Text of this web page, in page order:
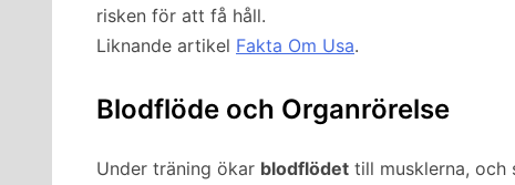
risken för att få håll.
Liknande artikel Fakta Om Usa.
Blodflöde och Organrörelse
Under träning ökar blodflödet till musklerna, och